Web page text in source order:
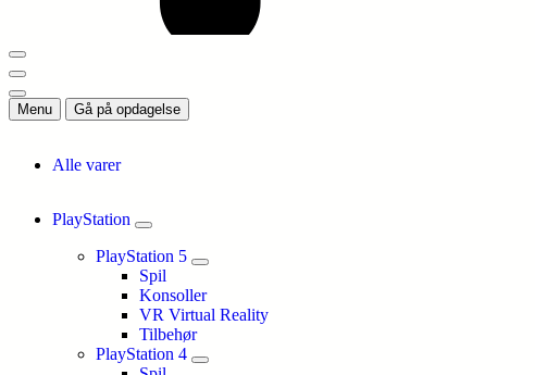
Menu Gå på opdagelse
Alle varer
PlayStation
PlayStation 5
Spil
Konsoller
VR Virtual Reality
Tilbehør
PlayStation 4